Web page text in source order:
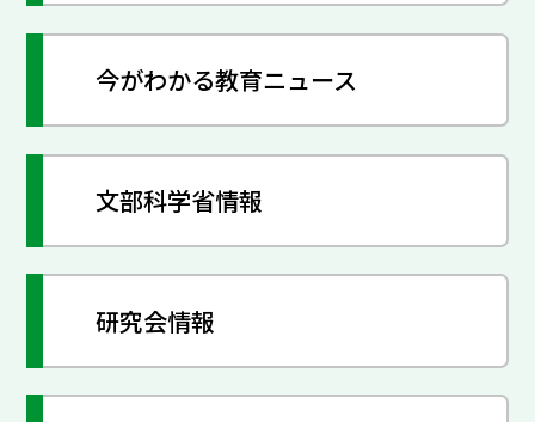
今がわかる教育ニュース
文部科学省情報
研究会情報